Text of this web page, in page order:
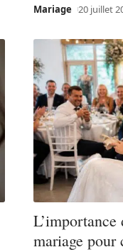
Mariage 20 juillet
mariage pour